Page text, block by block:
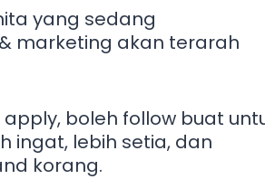
yang sedang
marketing akan terarah
apply, boleh follow buat
ingat, lebih setia, dan
korang.